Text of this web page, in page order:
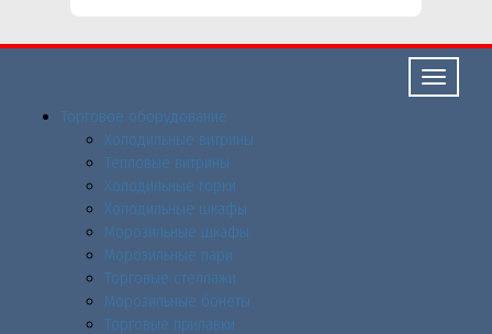
Свернуть/
Торговое оборудованиe
Холодильные витрины
Тепловые витрины
Холодильные горки
Холодильные шкафы
Морозильные шкафы
Морозильные лари
Торговые стеллажи
Морозильные бонеты
Торговые прилавки